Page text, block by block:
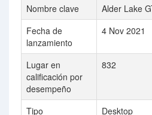
Nombre clave
Alder Lake
Fecha de
lanzamiento
4 Nov 2021
Lugar en
calificación por
desempeño
832
Tipo Desktop